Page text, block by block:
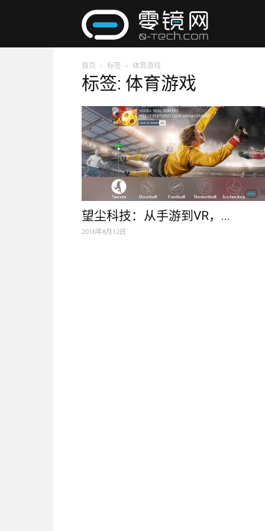
网
首页 标签 体育游戏
标签: 体育游戏
望尘科技：从手游到VR，...
2016年8月12日